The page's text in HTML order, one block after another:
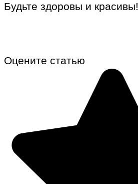
Будьте здоровы и красивы!
Оцените статью